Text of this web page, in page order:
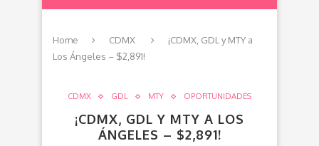
Home CDMX
¡CDMX, GDL y MTY a
Los Ángeles – $2,891!
CDMX GDL MTY OPORTUNIDADES
¡CDMX, GDL Y MTY A LOS
ÁNGELES – $2,891!